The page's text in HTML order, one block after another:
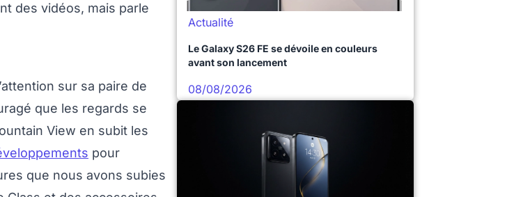
des vidéos, mais parle
sur sa paire de
que les regards se
View en subit les
pour
que nous avons subies
Actualité
Le Galaxy S26 FE se dévoile en couleurs
avant son lancement
08/08/2026